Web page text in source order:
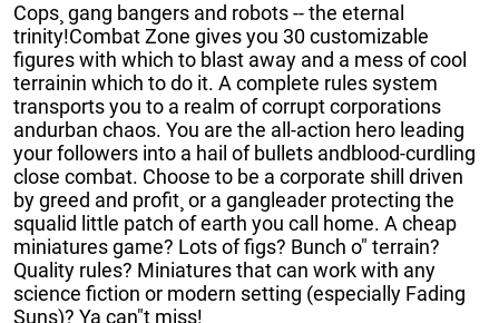
Cops¸ gang bangers and robots -- the eternal
trinity!Combat Zone gives you 30 customizable
figures with which to blast away and a mess of cool
terrainin which to do it. A complete rules system
transports you to a realm of corrupt corporations
andurban chaos. You are the all-action hero leading
your followers into a hail of bullets andblood-curdling
close combat. Choose to be a corporate shill driven
by greed and profit¸ or a gangleader protecting the
squalid little patch of earth you call home. A cheap
miniatures game? Lots of figs? Bunch o" terrain?
Quality rules? Miniatures that can work with any
science fiction or modern setting (especially Fading
Suns)? Ya can"t miss!